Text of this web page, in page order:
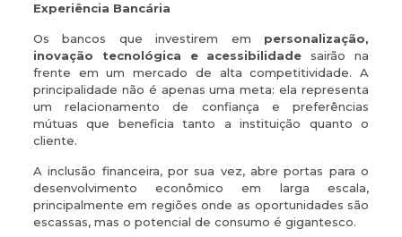
Experiência Bancária
Os bancos que investirem em personalização,
inovação tecnológica e acessibilidade sairão na
frente em um mercado de alta competitividade. A
principalidade não é apenas uma meta: ela representa
um relacionamento de confiança e preferências
mútuas que beneficia tanto a instituição quanto o
cliente.
A inclusão financeira, por sua vez, abre portas para o
desenvolvimento econômico em larga escala,
principalmente em regiões onde as oportunidades são
escassas, mas o potencial de consumo é gigantesco.